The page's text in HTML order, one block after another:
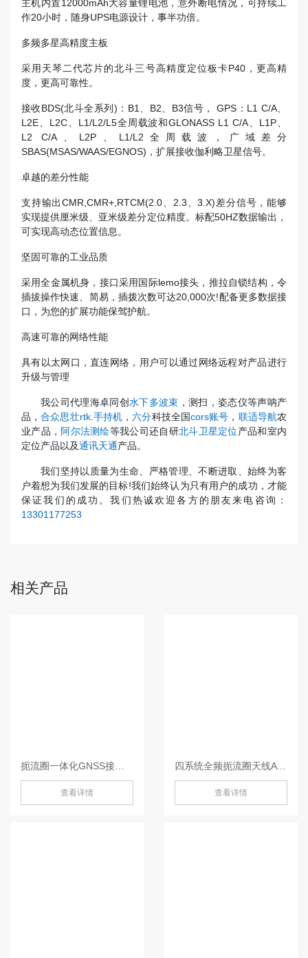
主机内置12000mAh大容量锂电池，意外断电情况，可持续工
作20小时，随身UPS电源设计，事半功倍。
多频多星高精度主板
采用天琴二代芯片的北斗三号高精度定位板卡P40，更高精
度，更高可靠性。
接收BDS(北斗全系列)：B1、B2、B3信号， GPS：L1 C/A、
L2E、L2C、L1/L2/L5全周载波和GLONASS L1 C/A、L1P、
L2 C/A、L2P、L1/L2全周载波，广域差分
SBAS(MSAS/WAAS/EGNOS)，扩展接收伽利略卫星信号。
卓越的差分性能
支持输出CMR,CMR+,RTCM(2.0、2.3、3.X)差分信号，能够
实现提供厘米级、亚米级差分定位精度。标配50HZ数据输出，
可实现高动态位置信息。
坚固可靠的工业品质
采用全金属机身，接口采用国际lemo接头，推拉自锁结构，令
插拔操作快速、简易，插拨次数可达20,000次!配备更多数据接
口，为您的扩展功能保驾护航。
高速可靠的网络性能
具有以太网口，直连网络，用户可以通过网络远程对产品进行
升级与管理
我公司代理海卓同创水下多波束 ，测扫，姿态仪等声呐产
品，合众思壮rtk. 手持机 ，六分科技全国cors账号 ， 联适导航农
业产品， 阿尔法测绘等我公司还自研北斗卫星定位产品和室内
定位产品以及通讯天通产品。
我们坚持以质量为生命、严格管理、不断进取、始终为客
户着想为我们发展的目标!我们始终认为只有用户的成功，才能
保证我们的成功。我们热诚欢迎各方的朋友来电咨询：
13301177253
相关产品
查看详情
四系统全频扼流圈天线AT600-AT600
查看详情